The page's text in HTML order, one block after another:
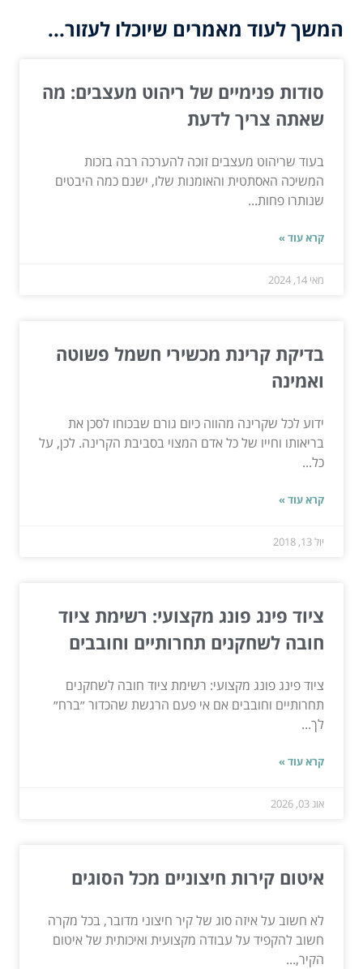
המשך לעוד מאמרים שיוכלו לעזור...
סודות פנימיים של ריהוט מעצבים: מה
שאתה צריך לדעת
בעוד שריהוט מעצבים זוכה להערכה רבה בזכות
המשיכה האסתטית והאומנות שלו, ישנם כמה היבטים
שנותרו פחות...
קרא עוד »
מאי 14, 2024
בדיקת קרינת מכשירי חשמל פשוטה
ואמינה
ידוע לכל שקרינה מהווה כיום גורם שבכוחו לסכן את
בריאותו וחייו של כל אדם המצוי בסביבת הקרינה. לכן, על
כל...
קרא עוד »
יול 13, 2018
ציוד פינג פונג מקצועי: רשימת ציוד
חובה לשחקנים תחרותיים וחובבים
ציוד פינג פונג מקצועי: רשימת ציוד חובה לשחקנים
תחרותיים וחובבים אם אי פעם הרגשת שהכדור ״ברח״
לך...
קרא עוד »
אוג 03, 2026
איטום קירות חיצוניים מכל הסוגים
לא חשוב על איזה סוג של קיר חיצוני מדובר, בכל מקרה
חשוב להקפיד על עבודה מקצועית ואיכותית של איטום
הקיר,...